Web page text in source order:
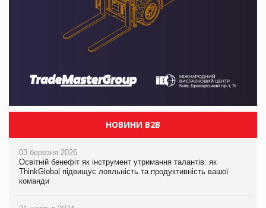
НОВИНИ B2B
03 березня 2026
Освітній бенефіт як інструмент утримання талантів: як
ThinkGlobal підвищує лояльність та продуктивність вашої
команди